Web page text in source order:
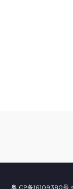
粤ICP备16109380号